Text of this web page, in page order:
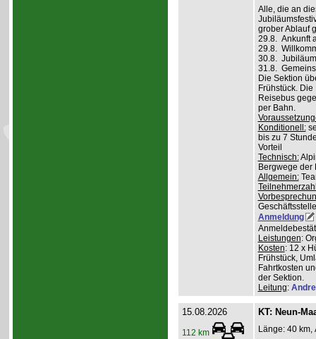
Alle, die an
grober Ablauf
29.8. Ankunft
29.8.
30.8.
31.8.
Die Sektion
Frühstück.
Reisebus
per Bahn.
Konditionell:
bis zu 7
Vorteil
Technisch:
Bergwege
Allgemein:
Anmeldung
Leistungen:
Kosten: 12 x
Frühstück,
Fahrtkosten
der Sektion.
Leitung:
15.08.2026
112 km
KT: Neun-
Länge: 40 km,